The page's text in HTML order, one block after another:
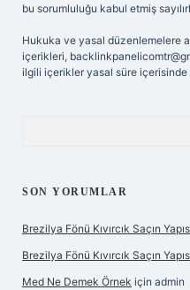
bu sorumluluğu kabul etmiş
Hukuka ve yasal düzenlemelere
içerikleri,
ilgili içerikler yasal süre içerisinde
SON YORUMLAR
Brezilya Fönü Kıvırcık Saçın
Brezilya Fönü Kıvırcık Saçın
Med Ne Demek Örnek için admin